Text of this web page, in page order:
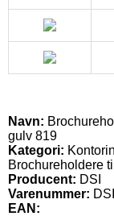
Navn:
gulv 819
Kategori:
Brochureholdere
Producent: DSI
Varenummer:
EAN: